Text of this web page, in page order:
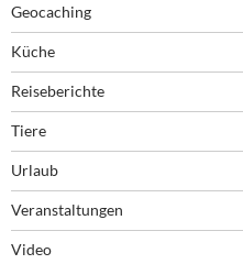
Geocaching
Küche
Reiseberichte
Tiere
Urlaub
Veranstaltungen
Video